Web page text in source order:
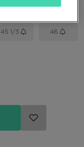
42 42 2/3
45 1/3 46